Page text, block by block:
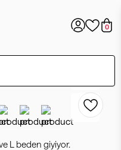
0
L beden giyiyor.